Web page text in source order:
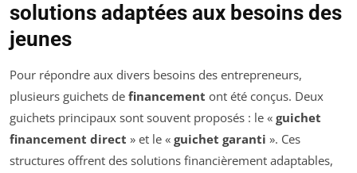
solutions adaptées aux besoins des
jeunes
Pour répondre aux divers besoins des entrepreneurs,
plusieurs guichets de financement ont été conçus. Deux
guichets principaux sont souvent proposés : le « guichet
financement direct » et le « guichet garanti ». Ces
structures offrent des solutions financièrement adaptables,